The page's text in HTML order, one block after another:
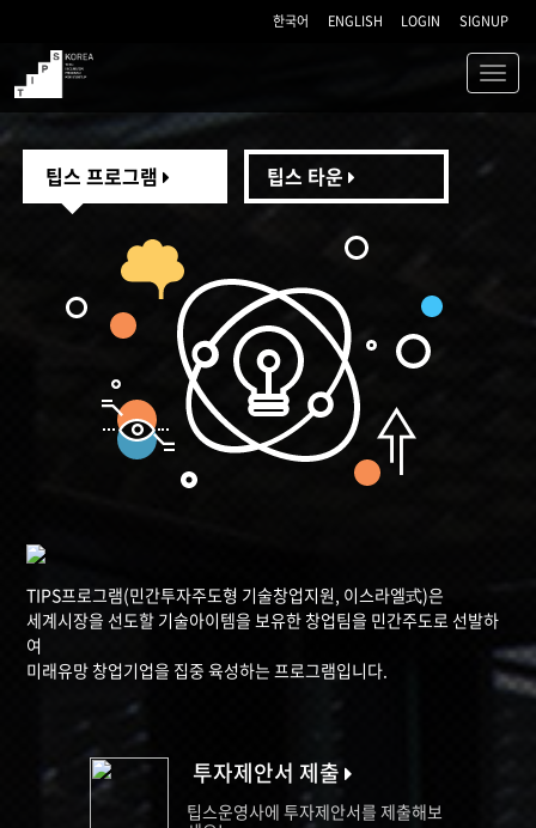
한국어 ENGLISH LOGIN SIGNUP
TIPS
팁스 프로그램 팁스 타운
TIPS프로그램(민간투자주도형 기술창업지원, 이스라엘式)은
세계시장을 선도할 기술아이템을 보유한 창업팀을 민간주도로 선발하
여
미래유망 창업기업을 집중 육성하는 프로그램입니다.
투자제안서 제출
팁스운영사에 투자제안서를 제출해보